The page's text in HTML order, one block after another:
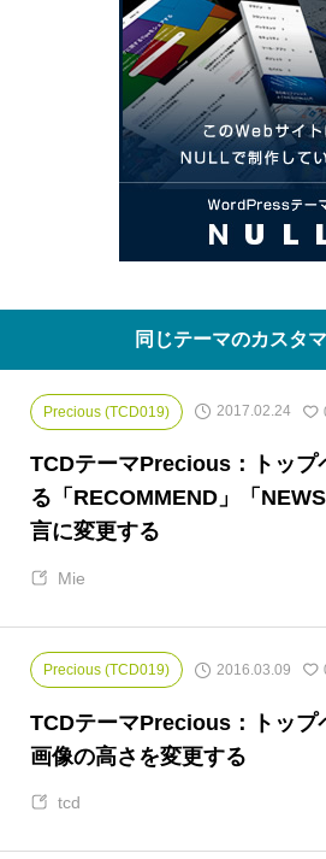
同じテーマのカスタ
Precious (TCD019) 2017.02.24
TCDテーマPrecious：トップ
る「RECOMMEND」「
言に変更する
Mie
Precious (TCD019) 2016.03.09
TCDテーマPrecious：トップ
画像の高さを変更する
tcd